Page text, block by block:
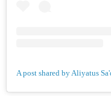
A post shared by Aliyatus